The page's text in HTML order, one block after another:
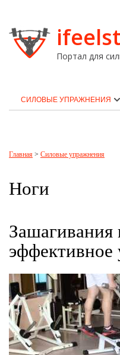
Портал для
СИЛОВЫЕ УПРАЖНЕНИЯ
Главная > Силовые упражнения
Ноги